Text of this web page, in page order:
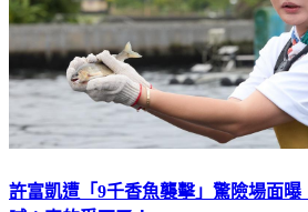
許富凱遭「9千香魚襲擊」驚險場面